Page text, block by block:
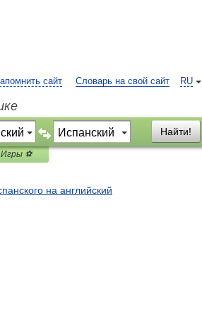
RU
сайт Словарь на свой сайт
Найти!
Игры ⚽
на английский